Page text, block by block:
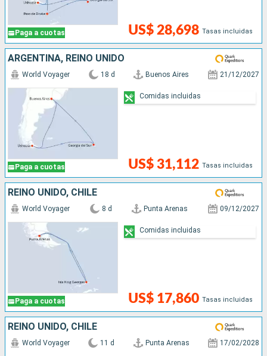
Paga a cuotas US$ 28,698 Tasas incluidas
ARGENTINA, REINO UNIDO
Paga a cuotas
World Voyager 18 d Buenos Aires 21/12/2027
US$ 31,112 Tasas incluidas
Comidas incluidas
REINO UNIDO, CHILE
Paga a cuotas
World Voyager 8 d Punta Arenas 09/12/2027
US$ 17,860 Tasas incluidas
Comidas incluidas
REINO UNIDO, CHILE
World Voyager 11 d Punta Arenas 17/02/2028